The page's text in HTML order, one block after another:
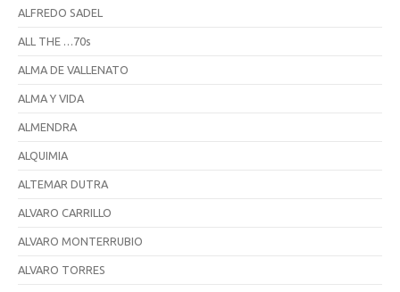
ALFREDO SADEL
ALL THE …70s
ALMA DE VALLENATO
ALMA Y VIDA
ALMENDRA
ALQUIMIA
ALTEMAR DUTRA
ALVARO CARRILLO
ALVARO MONTERRUBIO
ALVARO TORRES